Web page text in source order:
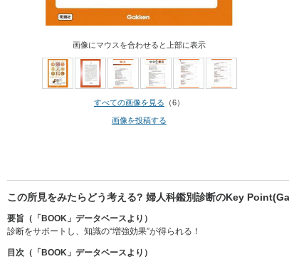
画像にマウスを合わせると上部に表示
すべての画像を見る （6）
画像を投稿する
この所見をみたらどう考える? 婦人科鑑別診断のKey
要旨（「BOOK」データベースより）
診断をサポートし、知識の“増強効果”が得られる！
目次（「BOOK」データベースより）